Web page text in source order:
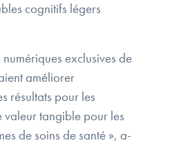
cognitifs légers
exclusives de
améliorer
résultats pour les
valeur tangible pour les
de soins de santé », a-